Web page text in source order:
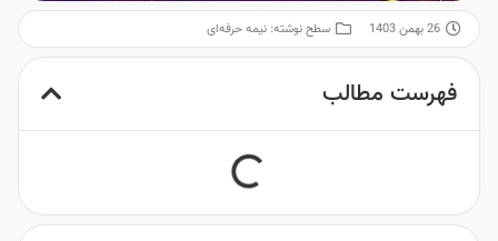
26 بهمن 1403 سطح نوشته: نیمه حرفه‌ای
فهرست مطالب